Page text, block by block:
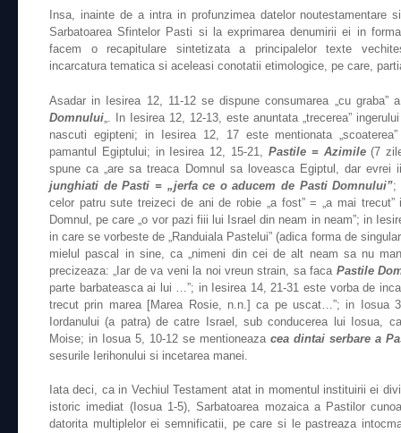
Insa, inainte de a intra in profunzimea datelor noutestamentare
Sarbatoarea Sfintelor Pasti si la exprimarea denumirii ei in
facem o recapitulare sintetizata a principalelor texte
incarcatura tematica si aceleasi conotatii etimologice, pe care,
Asadar in Iesirea 12, 11-12 se dispune consumarea „cu
Domnului „. In Iesirea 12, 12-13, este anuntata „trecerea”
nascuti egipteni; in Iesirea 12, 17 este mentionata
pamantul Egiptului; in Iesirea 12, 15-21, Pastile = Azimile(7
spune ca „are sa treaca Domnul sa loveasca Egiptul, dar
junghiati de Pasti = „jerfa ce o aducem de Pasti Domnului”;
celor patru sute treizeci de ani de robie „a fost” = „a mai
Domnul, pe care „o vor pazi fiii lui Israel din neam in neam”; in
in care se vorbeste de „Randuiala Pastelui” (adica forma de
mielul pascal in sine, ca „nimeni din cei de alt neam sa nu
precizeaza: „Iar de va veni la noi vreun strain, sa faca Pastile
parte barbateasca ai lui …”; in Iesirea 14, 21-31 este vorba de
trecut prin marea [Marea Rosie, n.n.] ca pe uscat…”; in Iosua
Iordanului (a patra) de catre Israel, sub conducerea lui Iosua,
Moise; in Iosua 5, 10-12 se mentioneaza cea dintai serbare a
sesurile Ierihonului si incetarea manei.
Iata deci, ca in Vechiul Testament atat in momentul instituirii ei
istoric imediat (Iosua 1-5), Sarbatoarea mozaica a Pastilor
datorita multiplelor ei semnificatii, pe care si le pastreaza